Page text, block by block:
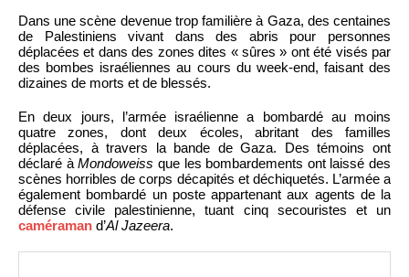
Dans une scène devenue trop familière à Gaza, des centaines
de Palestiniens vivant dans des abris pour personnes
déplacées et dans des zones dites « sûres » ont été visés par
des bombes israéliennes au cours du week-end, faisant des
dizaines de morts et de blessés.
En deux jours, l’armée israélienne a bombardé au moins
quatre zones, dont deux écoles, abritant des familles
déplacées, à travers la bande de Gaza. Des témoins ont
déclaré àMondoweiss que les bombardements ont laissé des
scènes horribles de corps décapités et déchiquetés. L’armée a
également bombardé un poste appartenant aux agents de la
défense civile palestinienne, tuant cinq secouristes et un
caméraman d’Al Jazeera.